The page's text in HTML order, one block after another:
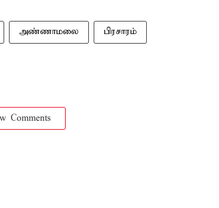
அண்ணாமலை பிரசாரம்
Comments